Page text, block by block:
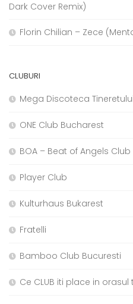
Dark Cover Remix)
Florin Chilian – Zece
CLUBURI
Mega Discoteca
ONE Club Bucharest
BOA – Beat of Angels Club
Player Club
Kulturhaus Bukarest
Fratelli
Bamboo Club Bucuresti
Ce CLUB iti place in orasul